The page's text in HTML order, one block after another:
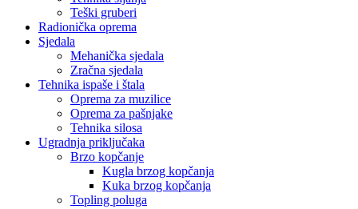
Teški gruberi
Radionička oprema
Sjedala
Mehanička sjedala
Zračna sjedala
Tehnika ispaše i štala
Oprema za muzilice
Oprema za pašnjake
Tehnika silosa
Ugradnja priključaka
Brzo kopčanje
Kugla brzog kopčanja
Kuka brzog kopčanja
Topling poluga